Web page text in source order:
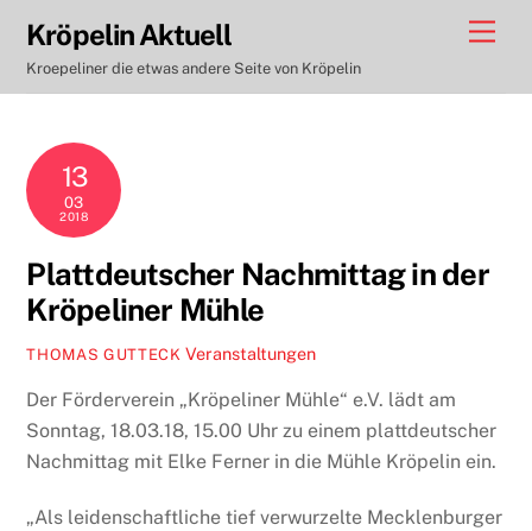
content
Kröpelin Aktuell
Kroepeliner die etwas andere Seite von Kröpelin
13
03
2018
Plattdeutscher Nachmittag in der
Kröpeliner Mühle
THOMAS GUTTECK Veranstaltungen
Der Förderverein „Kröpeliner Mühle“ e.V. lädt am
Sonntag, 18.03.18, 15.00 Uhr zu einem plattdeutscher
Nachmittag mit Elke Ferner in die Mühle Kröpelin ein.
„Als leidenschaftliche tief verwurzelte Mecklenburger